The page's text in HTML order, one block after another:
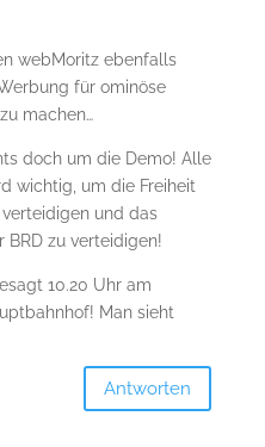
webMoritz ebenfalls
für ominöse
machen…
doch um die Demo! Alle
wichtig, um die Freiheit
und das
BRD zu verteidigen!
10.20 Uhr am
Man sieht
Antworten